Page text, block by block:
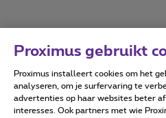
Forumvoorwaarden
Proximus gebruikt
Proximus installeert cookies om het
analyseren, om je surfervaring te
advertenties op haar websites beter
interesses. Ook partners met wie